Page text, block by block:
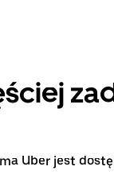
Uber jest